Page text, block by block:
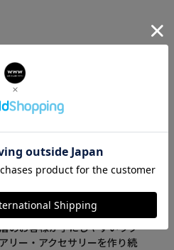
フルラ)について
（FURLA）はイタリアのボロ
ドです。1927年の創業以来、幅
のお客様が手にしやすいラグ
リー・アクセサリーを作り続